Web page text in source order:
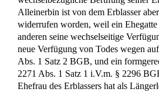
Alleinerbin ist von dem Erblasser
widerrufen worden, weil ein Ehegatte
anderen seine wechselseitige
neue Verfügung von Todes wegen
Abs. 1 Satz 2 BGB, und ein
2271 Abs. 1 Satz 1 i.V.m. § 2296
Ehefrau des Erblassers hat als